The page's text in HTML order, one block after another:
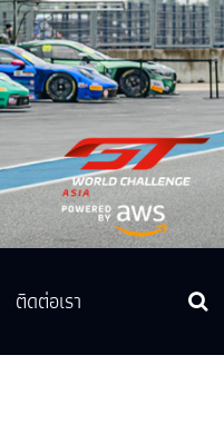
ติดต่อเรา